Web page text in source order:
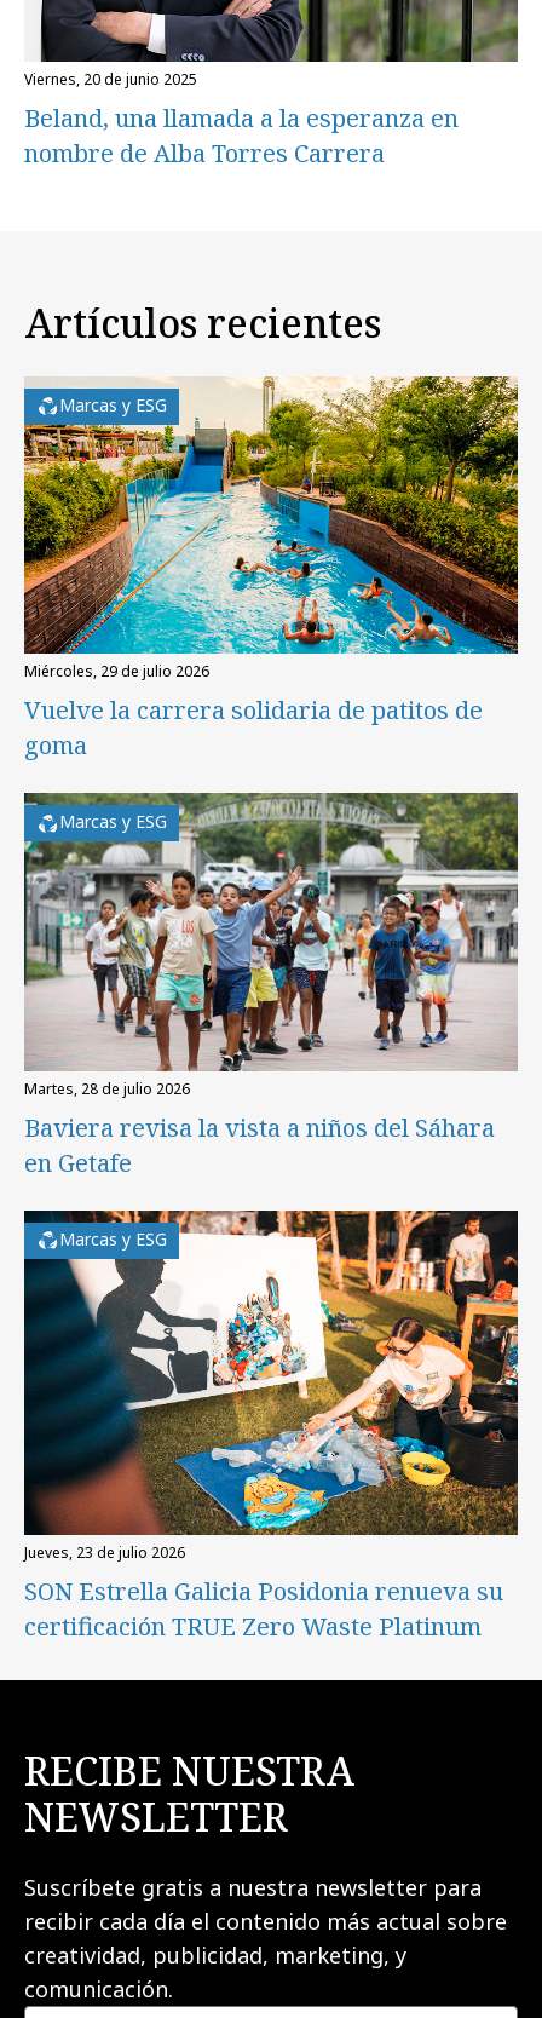
viernes, 20 de junio 2025
Beland, una llamada a la esperanza en
nombre de Alba Torres Carrera
Artículos recientes
Marcas y ESG
miércoles, 29 de julio 2026
Vuelve la carrera solidaria de patitos de
goma
Marcas y ESG
martes, 28 de julio 2026
Baviera revisa la vista a niños del Sáhara
en Getafe
Marcas y ESG
jueves, 23 de julio 2026
SON Estrella Galicia Posidonia renueva su
certificación TRUE Zero Waste Platinum
RECIBE NUESTRA
NEWSLETTER
Suscríbete gratis a nuestra newsletter para
recibir cada día el contenido más actual sobre
creatividad, publicidad, marketing, y
comunicación.